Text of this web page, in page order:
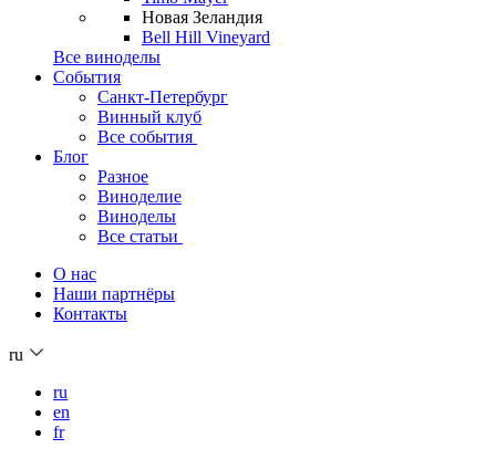
Новая Зеландия
Bell Hill Vineyard
Все виноделы
События
Санкт-Петербург
Винный клуб
Все события
Блог
Разное
Виноделие
Виноделы
Все статьи
О нас
Наши партнёры
Контакты
ru
ru
en
fr